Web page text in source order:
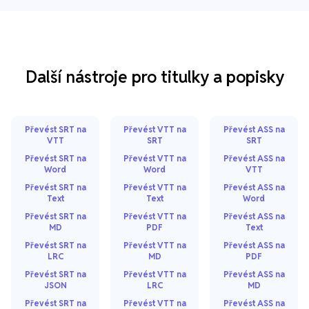
Další nástroje pro titulky a popisky
Převést SRT na
VTT
Převést SRT na
Word
Převést SRT na
Text
Převést SRT na
MD
Převést SRT na
LRC
Převést SRT na
JSON
Převést SRT na
Převést VTT na
SRT
Převést VTT na
Word
Převést VTT na
Text
Převést VTT na
PDF
Převést VTT na
MD
Převést VTT na
LRC
Převést VTT na
Převést ASS na
SRT
Převést ASS na
VTT
Převést ASS na
Word
Převést ASS na
Text
Převést ASS na
PDF
Převést ASS na
MD
Převést ASS na